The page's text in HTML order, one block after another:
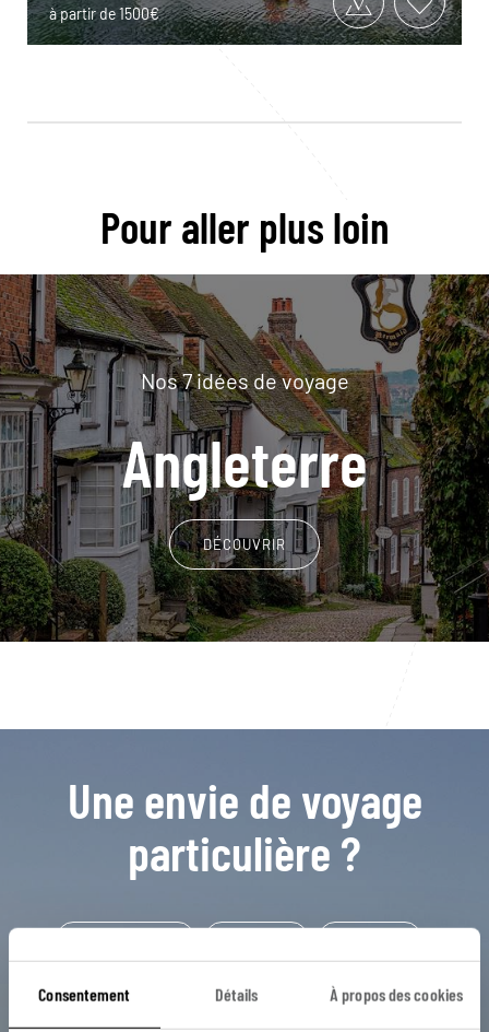
Consentement Détails À propos des cookies
à partir de 1500€
Pour aller plus loin
Nos 7 idées de voyage
Angleterre
DÉCOUVRIR
Une envie de voyage
particulière ?
Cornouailles